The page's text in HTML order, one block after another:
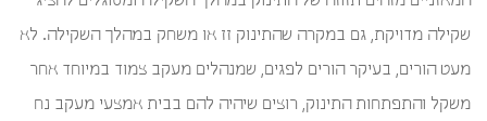
שקילה מדויקת, גם במקרה שהתינוק זז או משחק במהלך השקילה. לא
מעט הורים, בעיקר הורים לפגים, שמנהלים מעקב צמוד במיוחד אחר
משקל והתפתחות התינוק, רוצים שיהיה להם בבית אמצעי מעקב נח